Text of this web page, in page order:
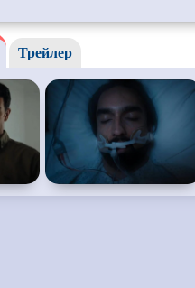
Про выживание
Про динозавров
Про инопланетян
Про маньяков и
серийных
убийц
Про подростков
Трейлер